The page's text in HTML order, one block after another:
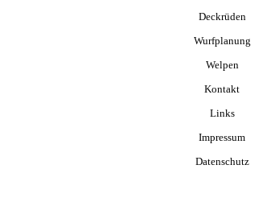
Deckrüden
Wurfplanung
Welpen
Kontakt
Links
Impressum
Datenschutz